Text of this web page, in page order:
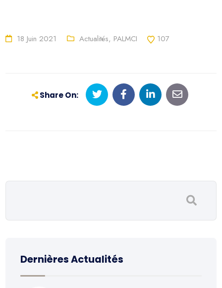
18 Juin 2021 Actualités, PALMCI 107
Share On:
Dernières Actualités